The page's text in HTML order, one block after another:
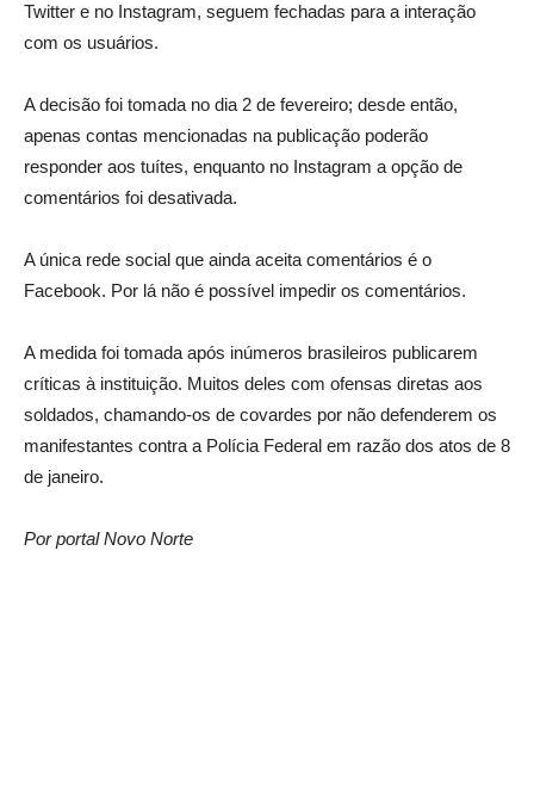
Twitter e no Instagram, seguem fechadas para a interação
com os usuários.
A decisão foi tomada no dia 2 de fevereiro; desde então,
apenas contas mencionadas na publicação poderão
responder aos tuítes, enquanto no Instagram a opção de
comentários foi desativada.
A única rede social que ainda aceita comentários é o
Facebook. Por lá não é possível impedir os comentários.
A medida foi tomada após inúmeros brasileiros publicarem
críticas à instituição. Muitos deles com ofensas diretas aos
soldados, chamando-os de covardes por não defenderem os
manifestantes contra a Polícia Federal em razão dos atos de 8
de janeiro.
Por portal Novo Norte